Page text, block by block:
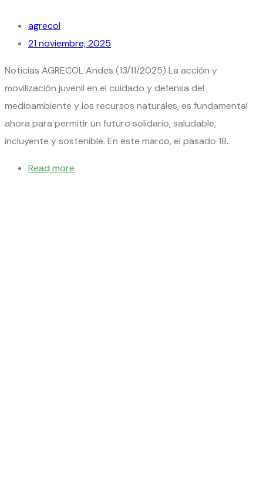
agrecol
21 noviembre, 2025
Noticias AGRECOL Andes (13/11/2025) La acción y
movilización juvenil en el cuidado y defensa del
medioambiente y los recursos naturales, es fundamental
ahora para permitir un futuro solidario, saludable,
incluyente y sostenible. En este marco, el pasado 18..
Read more